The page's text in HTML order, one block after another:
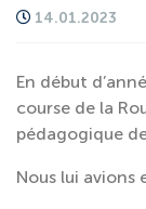
14.01.2023
En début
course de la
pédagogique
Nous lui avions